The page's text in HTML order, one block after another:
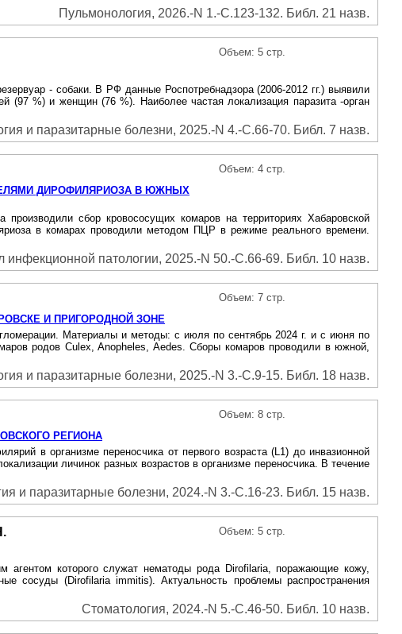
Пульмонология, 2026.-N 1.-С.123-132. Библ. 21 назв.
Объем: 5 стр.
- собаки. В РФ данные Роспотребнадзора (2006-2012 гг.) выявили
(97 %) и женщин (76 %). Наиболее частая локализация паразита -орган
и паразитарные болезни, 2025.-N 4.-С.66-70. Библ. 7 назв.
ДИРОФИЛЯРИОЗА В ЮЖНЫХ
Объем: 4 стр.
сбор кровососущих комаров на территориях Хабаровской
в комарах проводили методом ПЦР в режиме реального времени.
патологии, 2025.-N 50.-С.66-69. Библ. 10 назв.
И ПРИГОРОДНОЙ ЗОНЕ
Объем: 7 стр.
Материалы и методы: с июля по сентябрь 2024 г. и с июня по
родов Culex, Anopheles, Aedes. Сборы комаров проводили в южной,
и паразитарные болезни, 2025.-N 3.-С.9-15. Библ. 18 назв.
РЕГИОНА
Объем: 8 стр.
в организме переносчика от первого возраста (L1) до инвазионной
личинок разных возрастов в организме переносчика. В течение
и паразитарные болезни, 2024.-N 3.-С.16-23. Библ. 15 назв.
Объем: 5 стр.
которого служат нематоды рода Dirofilaria, поражающие кожу,
сосуды (Dirofilaria immitis). Актуальность проблемы распространения
Стоматология, 2024.-N 5.-С.46-50. Библ. 10 назв.